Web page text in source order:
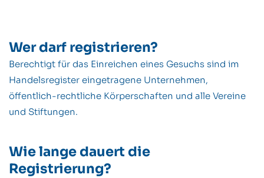
Wer darf registrieren?
Berechtigt für das Einreichen eines Gesuchs sind im
Handelsregister eingetragene Unternehmen,
öffentlich-rechtliche Körperschaften und alle Vereine
und Stiftungen.
Wie lange dauert die
Registrierung?